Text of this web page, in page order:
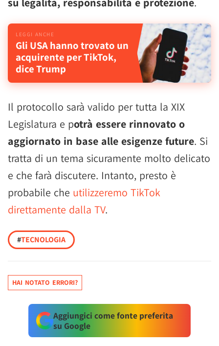
Gli USA hanno trovato un
acquirente per TikTok,
dice Trump
Il protocollo sarà valido per tutta la XIX
Legislatura e potrà essere rinnovato o
aggiornato in base alle esigenze future. Si
tratta di un tema sicuramente molto delicato
e che farà discutere. Intanto, presto è
probabile che utilizzeremo TikTok
direttamente dalla TV.
#TECNOLOGIA
HAI NOTATO ERRORI?
Aggiungici come fonte preferita
su Google